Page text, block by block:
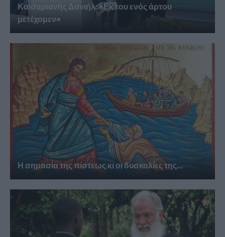
Καισαριανής Δανιήλ: «Εκ του ενός άρτου
μετέχομεν»
Η σημασία της πίστεως κι οι δυσκολίες της...